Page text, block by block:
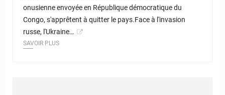
onusienne envoyée en République démocratique du
Congo, s'apprêtent à quitter le pays.Face à l'invasion
russe, l'Ukraine…
SAVOIR PLUS